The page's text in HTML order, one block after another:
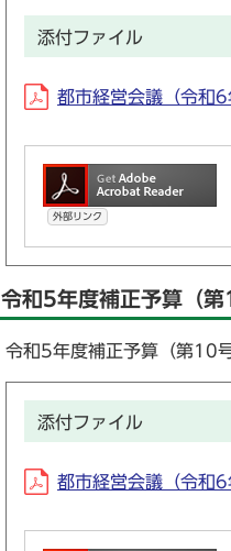
添付ファイル
都市経営会議（令和
外部リンク
令和5年度補正予算（
令和5年度補正予算（第10
添付ファイル
都市経営会議（令和